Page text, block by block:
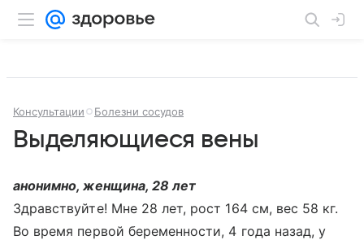
Консультации Болезни сосудов
Выделяющиеся вены
анонимно, женщина, 28 лет
Здравствуйте! Мне 28 лет, рост 164 см, вес 58 кг.
Во время первой беременности, 4 года назад, у